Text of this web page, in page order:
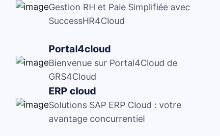
Gestion RH et Paie Simplifiée avec
SuccessHR4Cloud
Portal4cloud
Bienvenue sur Portal4Cloud de
GRS4Cloud
ERP cloud
Solutions SAP ERP Cloud : votre
avantage concurrentiel